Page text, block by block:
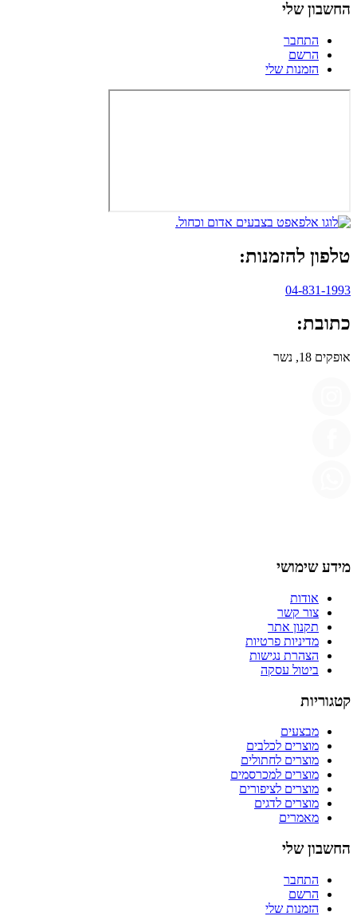
החשבון שלי
התחבר
הרשם
הזמנות שלי
טלפון להזמנות:
04-831-1993
כתובת:
אופקים 18, נשר
מידע שימושי
אודות
צור קשר
תקנון אתר
מדיניות פרטיות
הצהרת נגישות
ביטול עסקה
קטגוריות
מבצעים
מוצרים לכלבים
מוצרים לחתולים
מוצרים למכרסמים
מוצרים לציפורים
מוצרים לדגים
מאמרים
החשבון שלי
התחבר
הרשם
הזמנות שלי